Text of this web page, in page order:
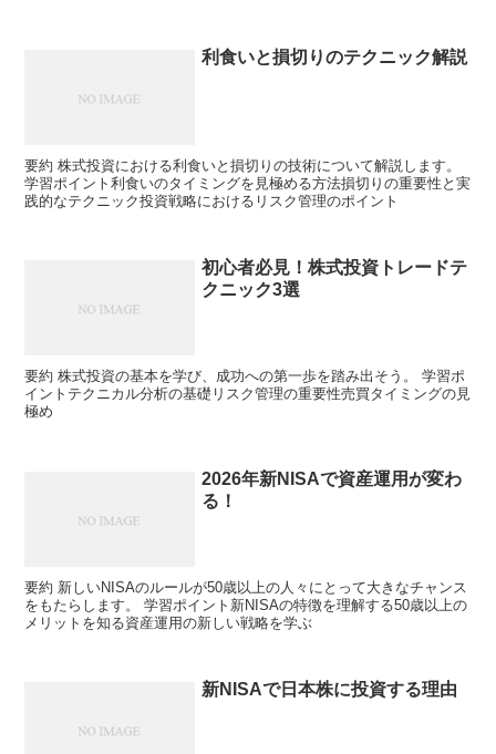
利食いと損切りのテクニック解説
要約 株式投資における利食いと損切りの技術について解説します。
学習ポイント利食いのタイミングを見極める方法損切りの重要性と実
践的なテクニック投資戦略におけるリスク管理のポイント
初心者必見！株式投資トレードテ
クニック3選
要約 株式投資の基本を学び、成功への第一歩を踏み出そう。 学習ポ
イントテクニカル分析の基礎リスク管理の重要性売買タイミングの見
極め
2026年新NISAで資産運用が変わ
る！
要約 新しいNISAのルールが50歳以上の人々にとって大きなチャンス
をもたらします。 学習ポイント新NISAの特徴を理解する50歳以上の
メリットを知る資産運用の新しい戦略を学ぶ
新NISAで日本株に投資する理由